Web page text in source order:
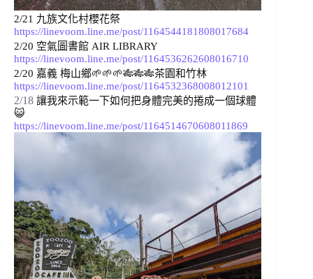
https://linevoom.line.me/post/1164544181808017684
2/20
https://linevoom.line.me/post/1164536262608016710
https://linevoom.line.me/post/1164532368008012101
2/18 讓我來示範一下如何把身體完美的捲成一個球體
https://linevoom.line.me/post/1164514670608011869